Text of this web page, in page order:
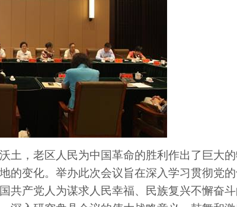
土，老区人民为中国革命的胜利作出了巨大
的变化。举办此次会议旨在深入学习贯彻党
共产党人为谋求人民幸福、民族复兴不懈奋